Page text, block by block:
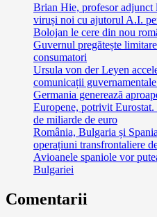
Brian Hie, profesor adjunct
viruși noi cu ajutorul A.I.
Bolojan le cere din nou
Guvernul pregătește
consumatori
Ursula von der Leyen
comunicații
Germania generează
Europene, potrivit
de miliarde de euro
România, Bulgaria și
operațiuni transfrontaliere
Avioanele spaniole vor
Bulgariei
Comentarii